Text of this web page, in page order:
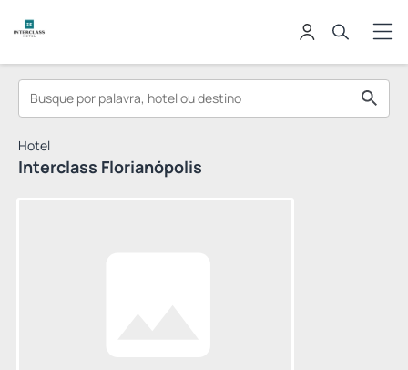
Hotel
Interclass Florianópolis